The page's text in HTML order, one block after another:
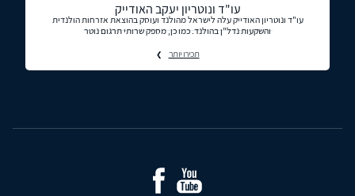
עו"ד ונוטריון יעקב האודייק
עו"ד ונוטריון האודייק עלה לישראל מהולנד ועוסק בהוצאת אזרחות הולנדית
והשקעות נדל"ן בהולנד. כמו כן, מספק שרותי תרגום נוטר
תכירו יותר